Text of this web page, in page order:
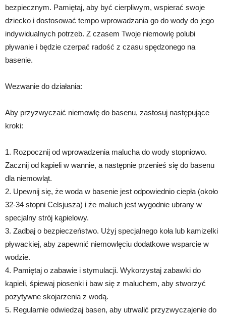
bezpiecznym. Pamiętaj, aby być cierpliwym, wspierać swoje
dziecko i dostosować tempo wprowadzania go do wody do jego
indywidualnych potrzeb. Z czasem Twoje niemowlę polubi
pływanie i będzie czerpać radość z czasu spędzonego na
basenie.
Wezwanie do działania:
Aby przyzwyczaić niemowlę do basenu, zastosuj następujące
kroki:
1. Rozpocznij od wprowadzenia malucha do wody stopniowo.
Zacznij od kąpieli w wannie, a następnie przenieś się do basenu
dla niemowląt.
2. Upewnij się, że woda w basenie jest odpowiednio ciepła (około
32-34 stopni Celsjusza) i że maluch jest wygodnie ubrany w
specjalny strój kąpielowy.
3. Zadbaj o bezpieczeństwo. Użyj specjalnego koła lub kamizelki
pływackiej, aby zapewnić niemowlęciu dodatkowe wsparcie w
wodzie.
4. Pamiętaj o zabawie i stymulacji. Wykorzystaj zabawki do
kąpieli, śpiewaj piosenki i baw się z maluchem, aby stworzyć
pozytywne skojarzenia z wodą.
5. Regularnie odwiedzaj basen, aby utrwalić przyzwyczajenie do